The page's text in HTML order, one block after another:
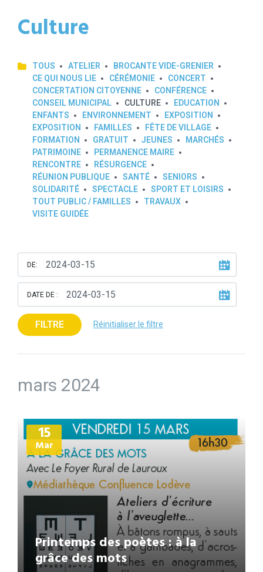
Culture
TOUS ATELIER
BROCANTE VIDE-GRENIER
CE QUI NOUS LIE
CÉRÉMONIE
CONCERT
CONCERTATION CITOYENNE
CONFÉRENCE
CONSEIL MUNICIPAL
CULTURE
EDUCATION
ENFANTS
ENVIRONNEMENT
EXPOSITION
EXPOSITION
FAMILLES
FÊTE DE VILLAGE
FORMATION
GRATUIT JEUNES
MARCHÉS
PATRIMOINE
PERMANENCE MAIRE
RENCONTRE
RÉSURGENCE
RÉUNION PUBLIQUE
SANTÉ
SENIORS
SOLIDARITÉ
SPECTACLE
SPORT ET LOISIRS
TOUT PUBLIC / FAMILLES
TRAVAUX
VISITE GUIDÉE
DE:
DATE DE :
FILTRE Réinitialiser le filtre
mars 2024
15
Mar
Printemps des poètes : à la
grâce des mots
Plus
d'informations